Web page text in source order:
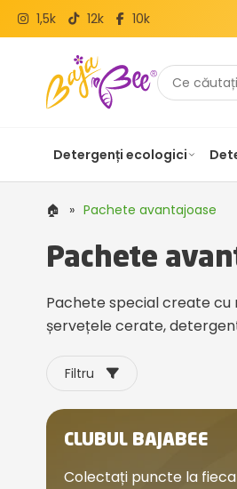
1,5k 12k 10k
Detergenți ecologici
🏠 » Pachete avantajoase
Pachete
Pachete special create cu
șervețele cerate,
Filtru
CLUBUL BAJABEE
Colectați puncte la